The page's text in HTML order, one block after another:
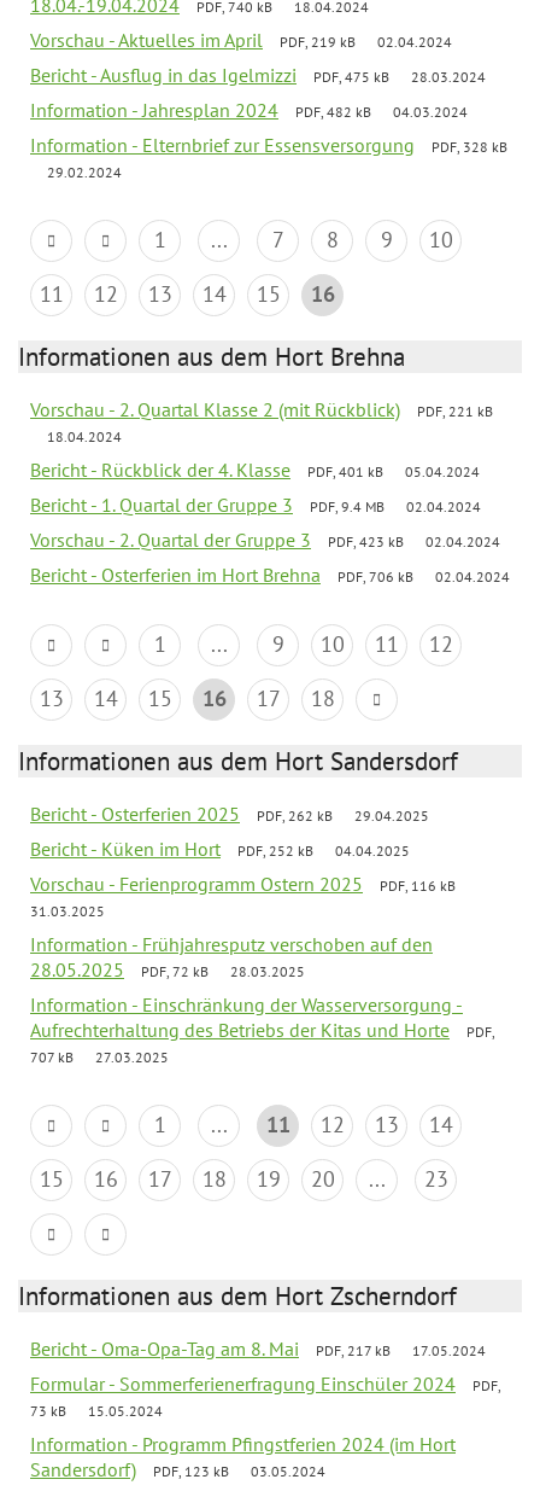
18.04.-19.04.2024 PDF, 740 kB 18.04.2024
Vorschau - Aktuelles im April PDF, 219 kB 02.04.2024
Bericht - Ausflug in das Igelmizzi PDF, 475 kB 28.03.2024
Information - Jahresplan 2024 PDF, 482 kB 04.03.2024
Information - Elternbrief zur Essensversorgung
PDF, 328 kB
29.02.2024
1 ... 7 8 9
10
11
12 13 14 15 16
Informationen aus dem Hort Brehna
Vorschau - 2. Quartal Klasse 2 (mit Rückblick)
PDF, 221 kB
18.04.2024
Bericht - Rückblick der 4. Klasse PDF, 401 kB 05.04.2024
Bericht - 1. Quartal der Gruppe 3 PDF, 9.4 MB 02.04.2024
Vorschau - 2. Quartal der Gruppe 3 PDF, 423 kB 02.04.2024
Bericht - Osterferien im Hort Brehna PDF, 706 kB 02.04.2024
1 ... 9 10 11
12
13
14 15 16 17 18
Informationen aus dem Hort Sandersdorf
Bericht - Osterferien 2025 PDF, 262 kB 29.04.2025
Bericht - Küken im Hort PDF, 252 kB 04.04.2025
Vorschau - Ferienprogramm Ostern 2025
PDF, 116 kB
31.03.2025
Information - Frühjahresputz verschoben auf den
28.05.2025
PDF, 72 kB 28.03.2025
Information - Einschränkung der Wasserversorgung -
Aufrechterhaltung des Betriebs der Kitas und Horte
PDF,
707 kB
27.03.2025
1 ... 11 12 13
14
15
16 17 18 19 20 ... 23
Informationen aus dem Hort Zscherndorf
Bericht - Oma-Opa-Tag am 8. Mai PDF, 217 kB 17.05.2024
Formular - Sommerferienerfragung Einschüler 2024
PDF,
73 kB
15.05.2024
Information - Programm Pfingstferien 2024 (im Hort
Sandersdorf)
PDF, 123 kB 03.05.2024